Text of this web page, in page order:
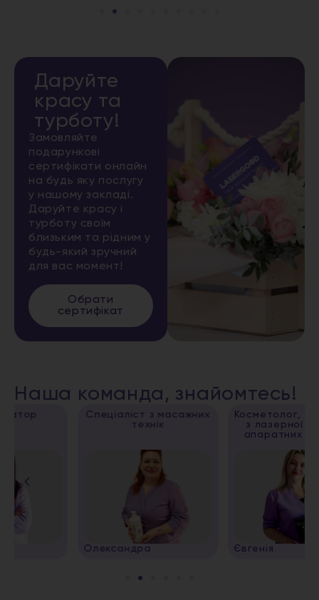
Даруйте
красу та
турботу!
Замовляйте
подарункові
сертифікати онлайн
на будь яку послугу
у нашому закладі.
Даруйте красу і
турботу своїм
близьким та рідним у
будь-який зручний
для вас момент!
Обрати
сертифікат
Наша команда, знайомтесь!
Спеціаліст з масажних
Олександра
Косметолог, спеціаліст
з лазерної епіляції,
апаратних методик